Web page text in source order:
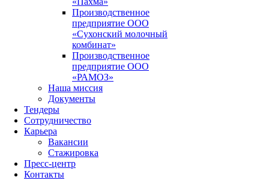
Производственное
предприятие ООО
«Сухонский молочный
комбинат»
Производственное
предприятие ООО
«РАМОЗ»
Наша миссия
Документы
Тендеры
Сотрудничество
Карьера
Вакансии
Стажировка
Пресс-центр
Контакты